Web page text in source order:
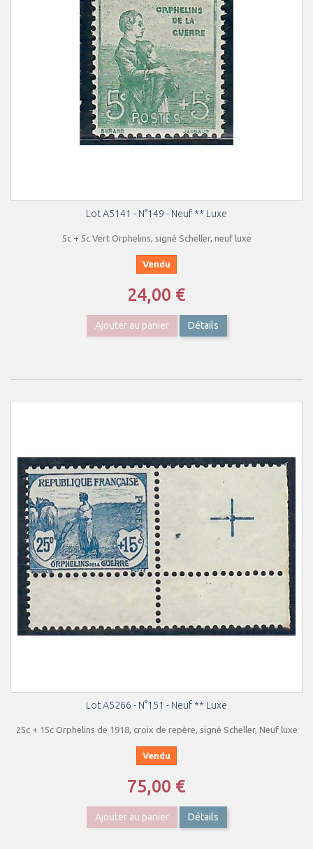
Lot A5141 - N°149 - Neuf ** Luxe
5c + 5c Vert Orphelins, signé Scheller, neuf luxe
Vendu
24,00 €
Ajouter au panier Détails
Lot A5266 - N°151 - Neuf ** Luxe
25c + 15c Orphelins de 1918, croix de repère, signé Scheller, Neuf luxe
Vendu
75,00 €
Ajouter au panier Détails